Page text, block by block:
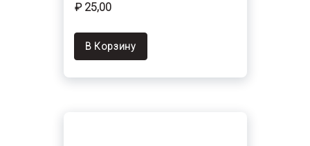
₽ 25,00
В Корзину